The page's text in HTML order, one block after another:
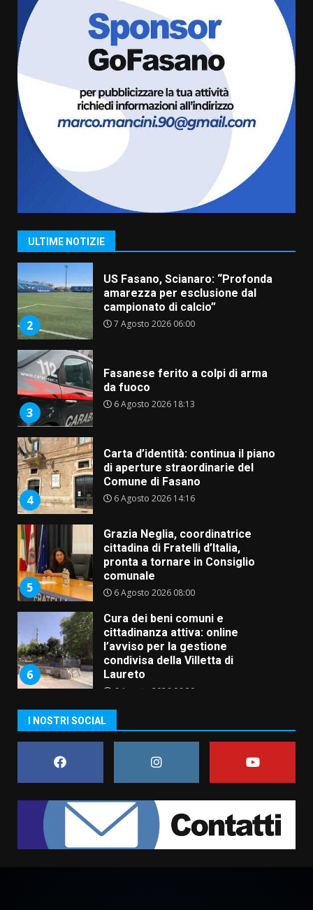
ULTIME NOTIZIE
Cura dei beni comuni e
cittadinanza attiva: online
l’avviso per la gestione
condivisa della Villetta di
Laureto
La magia del Minareto e la prima
assoluta de “L’Albergo
Belvedere. Il rapimento”
6 Agosto 2026 06:15
1
“I Contestatori: Musica di
Rivoluzione”: nuovo
appuntamento con “Fasano in
2
US Fasano, Scianaro: “Profonda
amarezza per esclusione dal
campionato di calcio”
7 Agosto 2026 06:00
3
Fasanese ferito a colpi di arma
da fuoco
6 Agosto 2026 18:13
4
Carta d’identità: continua il piano
di aperture straordinarie del
Comune di Fasano
6 Agosto 2026 14:16
5
Grazia Neglia, coordinatrice
cittadina di Fratelli d’Italia,
pronta a tornare in Consiglio
comunale
6 Agosto 2026 08:00
6
Cura dei beni comuni e
cittadinanza attiva: online
l’avviso per la gestione
condivisa della Villetta di
Laureto
6 Agosto 2026 06:20
assoluta de “L’Albergo
Belvedere. Il rapimento”
6 Agosto 2026 06:15
1
Rivoluzione”: nuovo
appuntamento con “Fasano in
Banda”
I NOSTRI SOCIAL